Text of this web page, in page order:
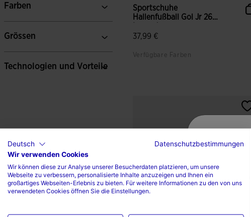
Farben
Grössen
Technologien und Vorteile
Sportschuhe
Hallenfußball Gol Jr 26
37,99 €
Verfügbare Farben
Deutsch
Datenschutzbestimmungen
Wir verwenden Cookies
Wir können diese zur Analyse unserer Besucherdaten platzieren, um unsere
Webseite zu verbessern, personalisierte Inhalte anzuzeigen und Ihnen ein
großartiges Webseiten-Erlebnis zu bieten. Für weitere Informationen zu den von uns
verwendeten Cookies öffnen Sie die Einstellungen.